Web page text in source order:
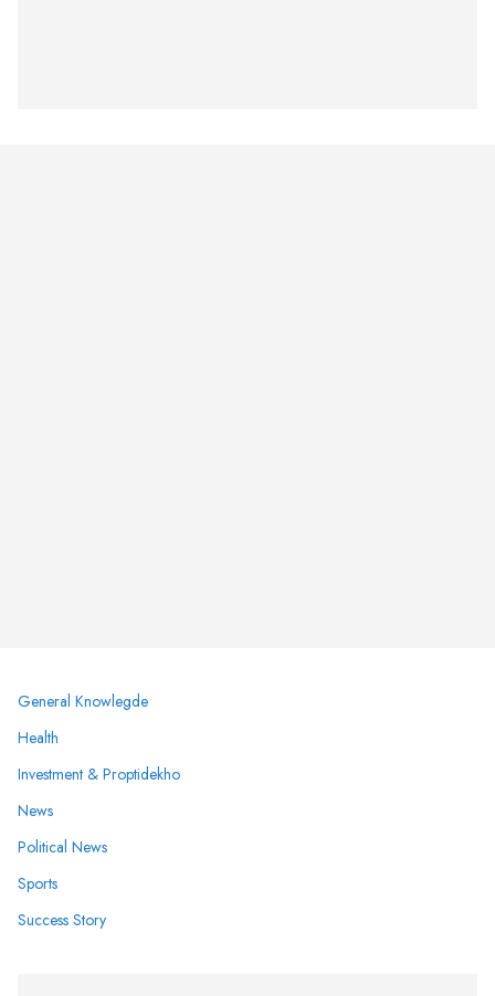
General Knowlegde
Health
Investment & Proptidekho
News
Political News
Sports
Success Story